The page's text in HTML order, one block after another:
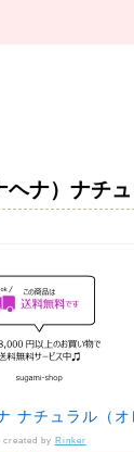
ナ）ナチ
ナチュラル（
created by Rinker